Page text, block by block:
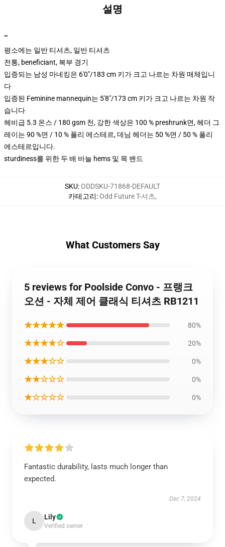
설명
""
평소에는 일반 티셔츠, 일반 티셔츠
전통, beneficiant, 복부 경기
입증되는 남성 마네킹은 6'0"/183 cm 키가 크고 나르는 차원 매체입니
다
입증된 Feminine mannequin는 5'8"/173 cm 키가 크고 나르는 차원 작
습니다
헤비급 5.3 온스 / 180 gsm 천, 강한 색상은 100 % preshrunk면, 헤더 그
레이는 90 %면 / 10 % 폴리 에스테르, 데님 헤더는 50 %면 / 50 % 폴리
에스테르입니다.
sturdiness를 위한 두 배 바늘 hems 및 목 밴드
SKU:ODDSKU-71868-DEFAULT
카테고리:Odd Future T-셔츠,
What Customers Say
5 reviews for Poolside Convo - 프랭크
오션 - 자체 제어 클래식 티셔츠 RB1211
★★★★★ 80%
★★★★☆ 20%
★★★☆☆ 0%
★★☆☆☆ 0%
★☆☆☆☆ 0%
Fantastic durability, lasts much longer than
expected.
Dec 7, 2024
L Lily
Verified owner